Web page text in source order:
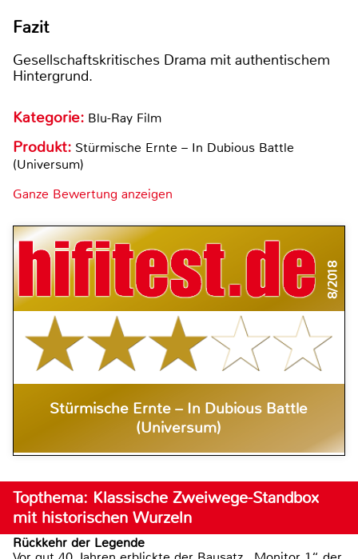
Fazit
Gesellschaftskritisches Drama mit authentischem
Hintergrund.
Kategorie: Blu-Ray Film
Produkt: Stürmische Ernte – In Dubious Battle
(Universum)
Ganze Bewertung anzeigen
8/2018
Stürmische Ernte – In Dubious Battle
(Universum)
Topthema: Klassische Zweiwege-Standbox
mit historischen Wurzeln
Rückkehr der Legende